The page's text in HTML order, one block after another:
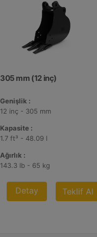
305 mm (12 inç)
Genişlik :
12 inç - 305 mm
Kapasite :
1.7 ft³ - 48.09 l
Ağırlık :
143.3 lb - 65 kg
Detay Teklif Al